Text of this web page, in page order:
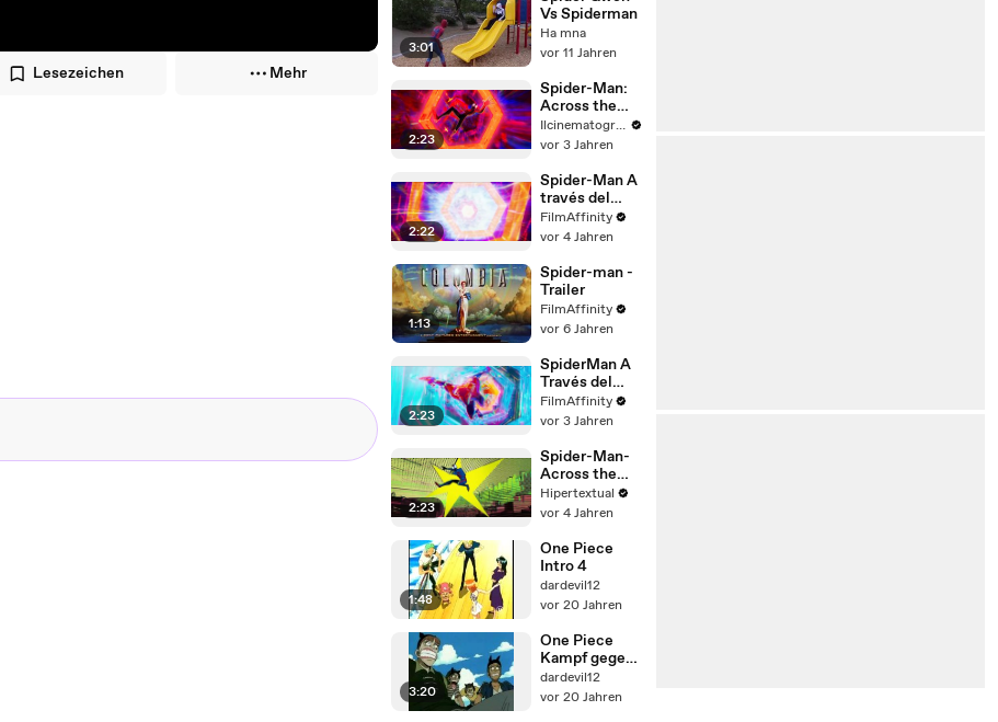
Lesezeichen Mehr
3:01
Vs Spiderman
Ha mna
vor 11 Jahren
2:23
Spider-Man:
Across the
Spider-Verse
Ilcinematografo
vor 3 Jahren
2:22
Spider-Man A
través del
SpiderVerso -
Tráiler
FilmAffinity
vor 4 Jahren
1:13
Spider-man -
Trailer
FilmAffinity
vor 6 Jahren
2:23
SpiderMan A
Través del
Spider-Verso
- Tráiler
FilmAffinity
vor 3 Jahren
2:23
Spider-Man-
Across the
Spider-Verse |
Trailer oficial
Hipertextual
vor 4 Jahren
1:48
One Piece
Intro 4
dardevil12
vor 20 Jahren
3:20
One Piece
Kampf gegen
Black AMV
dardevil12
vor 20 Jahren